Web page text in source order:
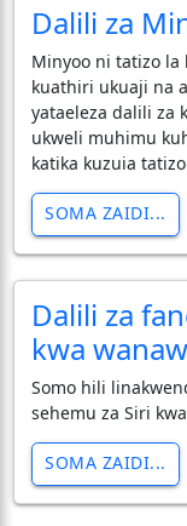
Dalili za
​Minyoo ni tatizo la
kuathiri ukuaji na
yataeleza dalili za
ukweli muhimu
katika kuzuia
SOMA ZAIDI...
Dalili za
kwa
Somo hili
sehemu za Siri
SOMA ZAIDI...